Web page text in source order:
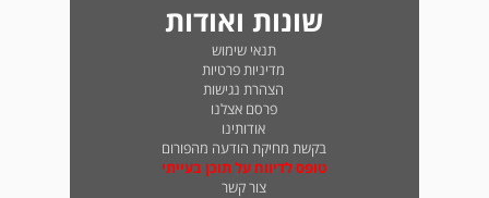
שונות ואודות
תנאי שימוש
מדיניות פרטיות
הצהרת נגישות
פרסם אצלנו
אודותינו
בקשת מחיקת הודעה מהפורום
טופס לדיווח על תוכן בעייתי
צור קשר